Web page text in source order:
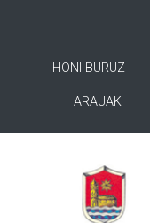
HONI BURUZ
ARAUAK